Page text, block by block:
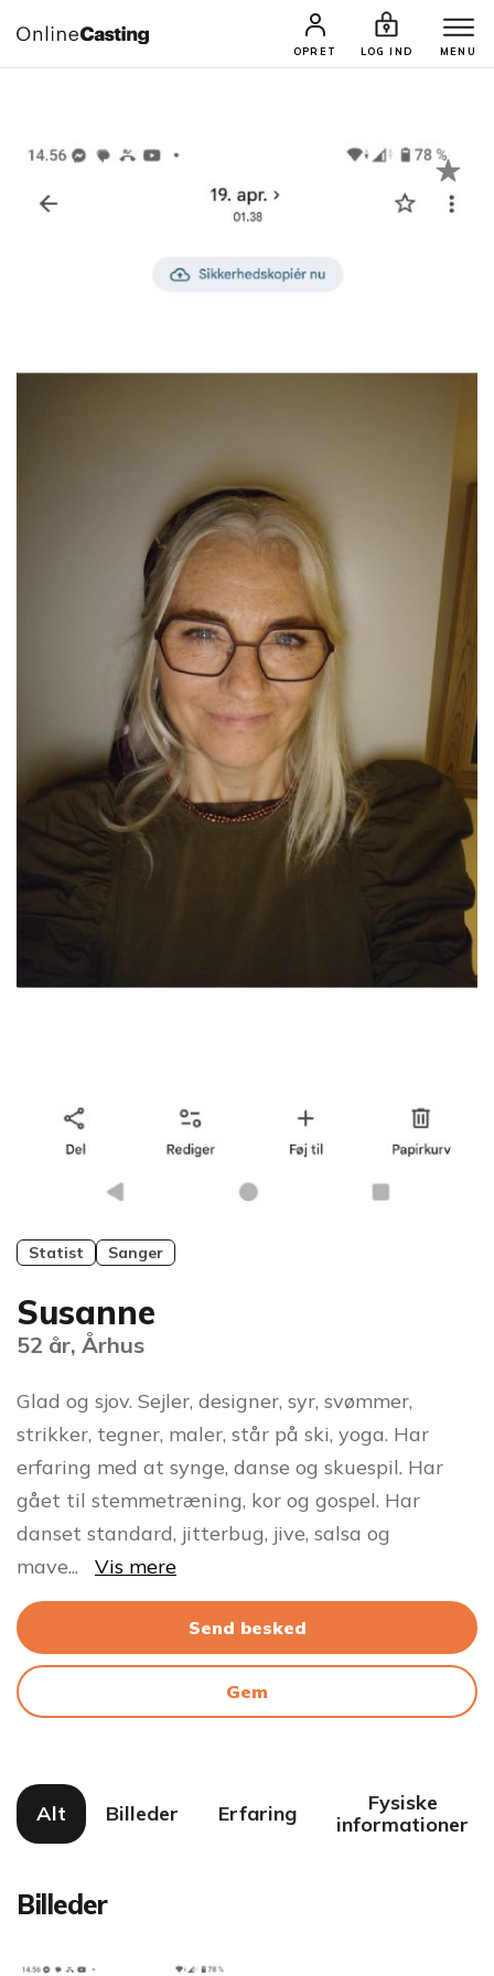
OPRET LOG IND MENU
CASTINGS & JOBS SØG PROFIL
Statist Sanger
Susanne
52 år, Århus
Glad og sjov. Sejler, designer, syr, svømmer,
strikker, tegner, maler, står på ski, yoga. Har
erfaring med at synge, danse og skuespil. Har
gået til stemmetræning, kor og gospel. Har
danset standard, jitterbug, jive, salsa og
mave... Vis mere
Send besked
Gem
Alt Billeder Erfaring
Fysiske
informationer
Billeder